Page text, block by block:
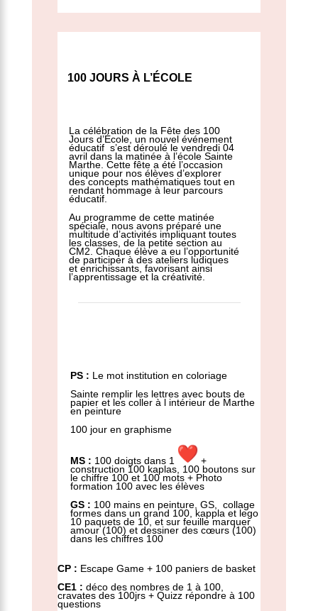
100 JOURS À L’ÉCOLE
La célébration de la Fête des 100
Jours d’École, un nouvel événement
éducatif s’est déroulé le vendredi 04
avril dans la matinée à l’école Sainte
Marthe. Cette fête a été l’occasion
unique pour nos élèves d’explorer
des concepts mathématiques tout en
rendant hommage à leur parcours
éducatif.
Au programme de cette matinée
spéciale, nous avons préparé une
multitude d’activités impliquant toutes
les classes, de la petite section au
CM2. Chaque élève a eu l’opportunité
de participer à des ateliers ludiques
et enrichissants, favorisant ainsi
l’apprentissage et la créativité.
PS : Le mot institution en coloriage
Sainte remplir les lettres avec bouts de
papier et les coller à l intérieur de Marthe
en peinture
100 jour en graphisme
MS : 100 doigts dans 1 +
construction 100 kaplas, 100 boutons sur
le chiffre 100 et 100 mots + Photo
formation 100 avec les élèves
GS : 100 mains en peinture, GS, collage
formes dans un grand 100, kappla et lego
10 paquets de 10, et sur feuille marquer
amour (100) et dessiner des cœurs (100)
dans les chiffres 100
CP : Escape Game + 100 paniers de basket
CE1 : déco des nombres de 1 à 100,
cravates des 100jrs + Quizz répondre à 100
questions